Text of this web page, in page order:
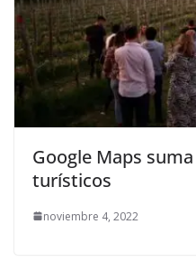
Google Maps
turísticos
noviembre 4, 2022